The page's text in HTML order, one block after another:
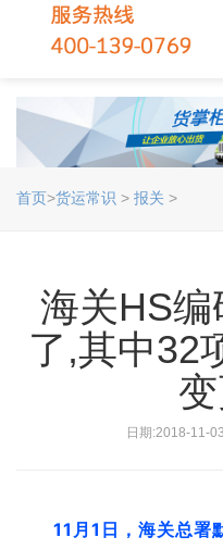
首页>货运常识 > 报关 >
海关HS
了,其中32
日期:2018-11-
11月1日，海关总署